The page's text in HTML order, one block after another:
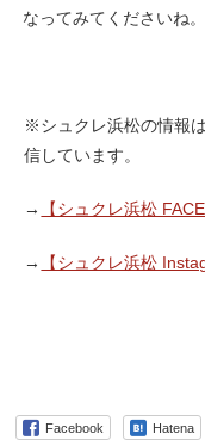
なってみてくださいね。
※シュクレ浜松の情報
信しています。
→ 【シュクレ浜松
→ 【シュクレ浜松
Facebook Hatena